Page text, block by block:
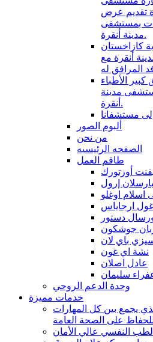
تقديم عرض
بمستشفى
مدينة أنقرة.
كازاخستان
أنقرة مع
الأطباء
مدينة
أنقرة.
ألبوم الصور
من نحن
الصفحه الرئيسيه
طاقم العمل
أوزتورك
إرول
اسلام اوغلو
ارجاياس
دستور
جوشكون
باي لان
نشة اي غون
عادل اصلان
سليمان
وحدة الدعم الروحي
خدمات مميزة
يجمع بين كل المهارات
على الصحة العامة
الطب النفسي عالي الأمان